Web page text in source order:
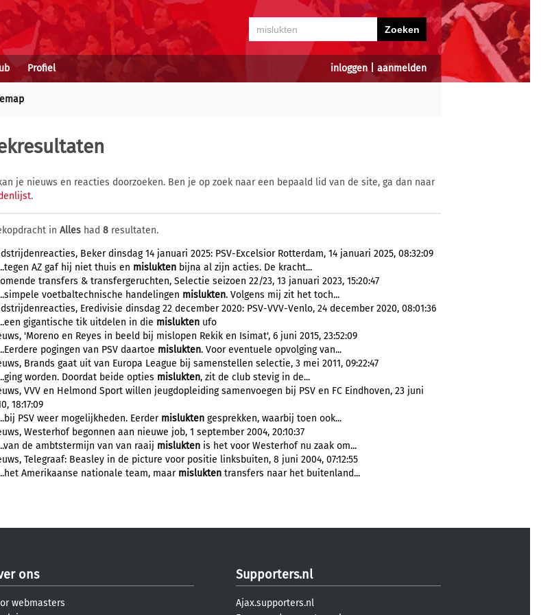
inloggen| aanmelden
Profiel
je nieuws en reacties doorzoeken. Ben je op zoek naar een bepaald lid van de site, ga dan naar
.
in Alles had 8 resultaten.
Beker dinsdag 14 januari 2025: PSV-Excelsior Rotterdam, 14 januari 2025, 08:32:09
AZ gaf hij niet thuis en mislukten bijna al zijn acties. De kracht...
transfers & transfergeruchten, Selectie seizoen 22/23, 13 januari 2023, 15:20:47
voetbaltechnische handelingen mislukten. Volgens mij zit het toch...
Eredivisie dinsdag 22 december 2020: PSV-VVV-Venlo, 24 december 2020, 08:01:36
gigantische tik uitdelen in die mislukten ufo
'Moreno en Reyes in beeld bij mislopen Rekik en Isimat', 6 juni 2015, 23:52:09
pogingen van PSV daartoe mislukten. Voor eventuele opvolging van...
Brands gaat uit van Europa League bij samenstellen selectie, 3 mei 2011, 09:22:47
worden. Doordat beide opties mislukten, zit de club stevig in de...
VVV en Helmond Sport willen jeugdopleiding samenvoegen bij PSV en FC Eindhoven, 23 juni
18:17:09
PSV weer mogelijkheden. Eerder mislukten gesprekken, waarbij toen ook...
Westerhof begonnen aan nieuwe job, 1 september 2004, 20:10:37
de ambtstermijn van van raaij mislukten is het voor Westerhof nu zaak om...
Telegraaf: Beasley in de picture voor positie linksbuiten, 8 juni 2004, 07:12:55
Amerikaanse nationale team, maar mislukten transfers naar het buitenland...
ons
webmasters
Supporters.nl
Ajax.supporters.nl